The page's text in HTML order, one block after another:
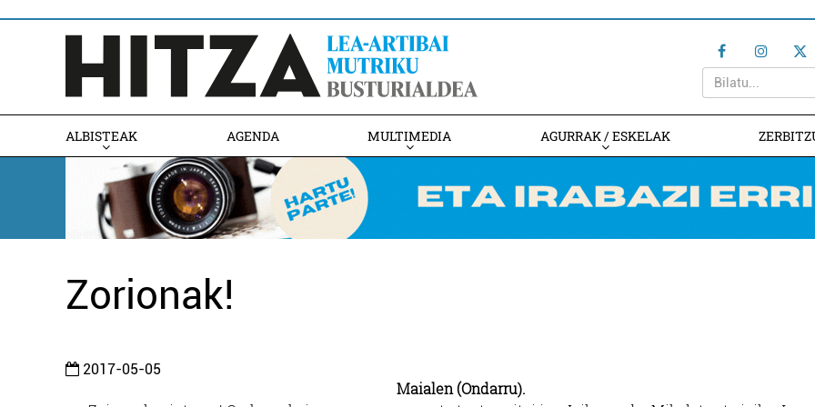
ALBISTEAK AGENDA MULTIMEDIA AGURRAK / ESKELAK
Zorionak!
2017-05-05
Maialen (Ondarru).